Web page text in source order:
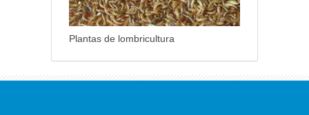
Plantas de lombricultura